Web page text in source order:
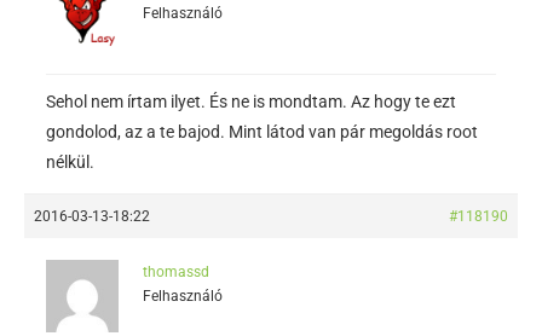
Felhasználó
Sehol nem írtam ilyet. És ne is mondtam. Az hogy te ezt
gondolod, az a te bajod. Mint látod van pár megoldás root
nélkül.
2016-03-13-18:22 #118190
thomassd
Felhasználó